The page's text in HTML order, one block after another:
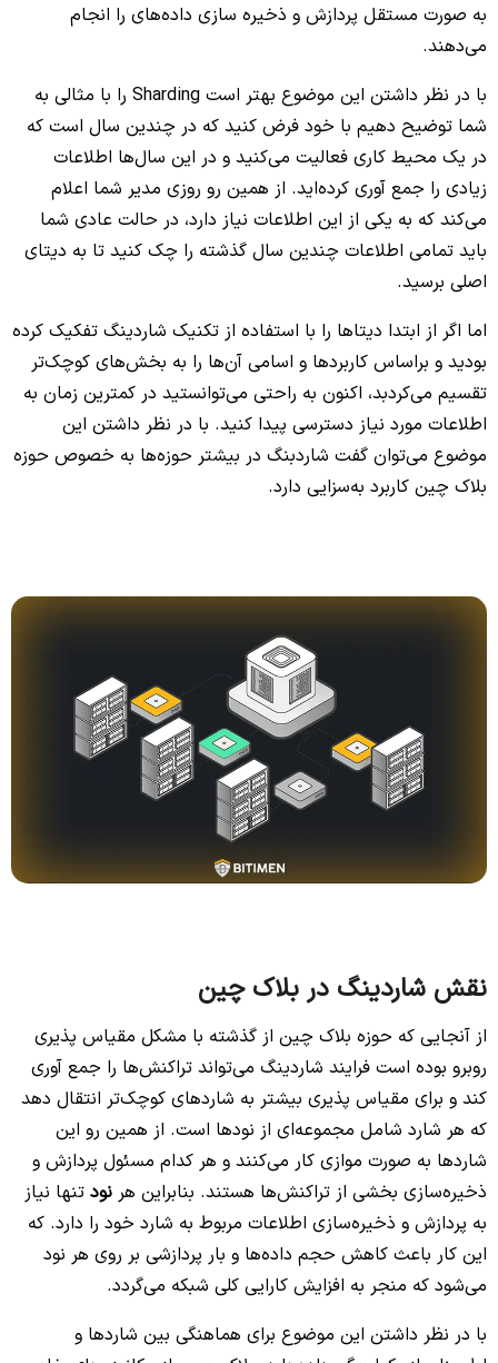
به صورت مستقل پردازش و ذخیره سازی داده‌های را انجام
می‌دهند.
با در نظر داشتن این موضوع بهتر است Sharding را با مثالی به
شما توضیح دهیم با خود فرض کنید که در چندین سال است که
در یک محیط کاری فعالیت می‌کنید و در این سال‌ها اطلاعات
زیادی را جمع آوری کرده‌اید. از همین رو روزی مدیر شما اعلام
می‌کند که به یکی از این اطلاعات نیاز دارد، در حالت عادی شما
باید تمامی اطلاعات چندین سال گذشته را چک کنید تا به دیتای
اصلی برسید.
اما اگر از ابتدا دیتاها را با استفاده از تکنیک شاردینگ تفکیک کرده
بودید و براساس کاربردها و اسامی آن‌ها را به بخش‌های کوچک‌تر
تقسیم می‌کردبد، اکنون به راحتی می‌توانستید در کمترین زمان به
اطلاعات مورد نیاز دسترسی پیدا کنید. با در نظر داشتن این
موضوع می‌توان گفت شاردبنگ در بیشتر حوزه‌ها به خصوص حوزه
بلاک چین کاربرد به‌سزایی دارد.
نقش شاردینگ در بلاک چین
از آنجایی که حوزه بلاک چین از گذشته با مشکل مقیاس پذیری
روبرو بوده است فرایند شاردینگ می‌تواند تراکنش‌ها را جمع آوری
کند و برای مقیاس پذیری بیشتر به شاردهای کوچک‌تر انتقال دهد
که هر شارد شامل مجموعه‌ای از نودها است. از همین رو این
شاردها به صورت موازی کار می‌کنند و هر کدام مسئول پردازش و
ذخیره‌سازی بخشی از تراکنش‌ها هستند. بنابراین هر نود تنها نیاز
به پردازش و ذخیره‌سازی اطلاعات مربوط به شارد خود را دارد. که
این کار باعث کاهش حجم داده‌ها و بار پردازشی بر روی هر نود
می‌شود که منجر به افزایش کارایی کلی شبکه می‌گردد.
با در نظر داشتن این موضوع برای هماهنگی بین شاردها و